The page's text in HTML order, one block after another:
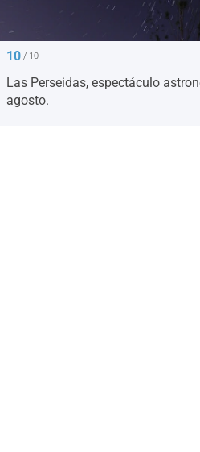
10 / 10
Las Perseidas, espectáculo
agosto.